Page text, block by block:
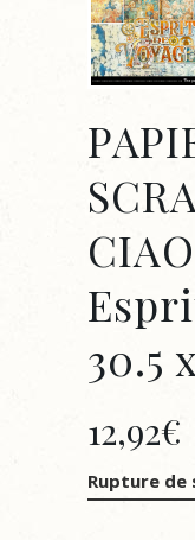
30.5
12,92€
Rupture de